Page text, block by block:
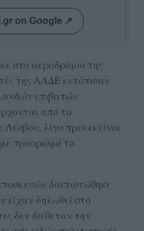
on Google ↗
στο αεροδρόμιο της
της ΑΑΔΕ εντόπισαν
επιβατών
από το
λίγο πριν εκείνοι
προορισμό το
διαπιστώθηκε
είχαν δηλωθεί στο
δεν διέθεταν την